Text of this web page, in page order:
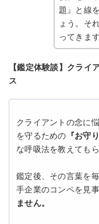
題』と線
ょう。そ
ってきま
【鑑定体験談】クライ
ス
クライアントの念に
を守るための 『お守
な呼吸法を教えても
鑑定後、その言葉を
手企業のコンペを見
ません。